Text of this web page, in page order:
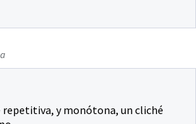
y monótona, un cliché